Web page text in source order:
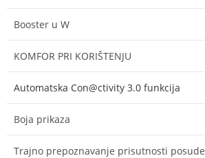
Booster u W
KOMFOR PRI KORIŠTENJU
Automatska Con@ctivity 3.0 funkcija
Boja prikaza
Trajno prepoznavanje prisutnosti posude